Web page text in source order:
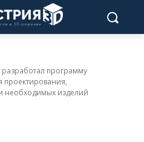
разработал программу
проектирования,
необходимых изделий